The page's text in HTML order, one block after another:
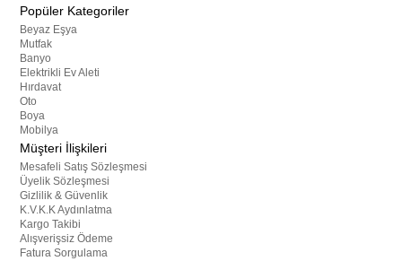
Popüler Kategoriler
Beyaz Eşya
Mutfak
Banyo
Elektrikli Ev Aleti
Hırdavat
Oto
Boya
Mobilya
Müşteri İlişkileri
Mesafeli Satış Sözleşmesi
Üyelik Sözleşmesi
Gizlilik & Güvenlik
K.V.K.K Aydınlatma
Kargo Takibi
Alışverişsiz Ödeme
Fatura Sorgulama